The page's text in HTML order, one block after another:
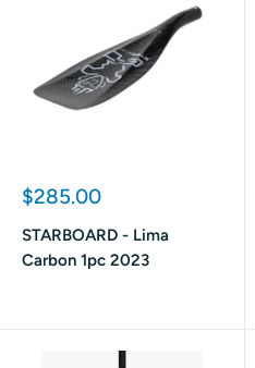
Prix
$285.00
STARBOARD - Lima
Carbon 1pc 2023